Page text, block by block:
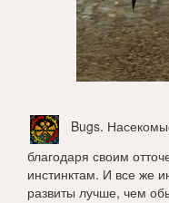
Bugs.
благодаря своим
инстинктам. И все же
развиты лучше, чем